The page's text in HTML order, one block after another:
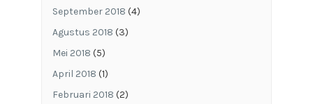
September 2018 (4)
Agustus 2018 (3)
Mei 2018 (5)
April 2018 (1)
Februari 2018 (2)